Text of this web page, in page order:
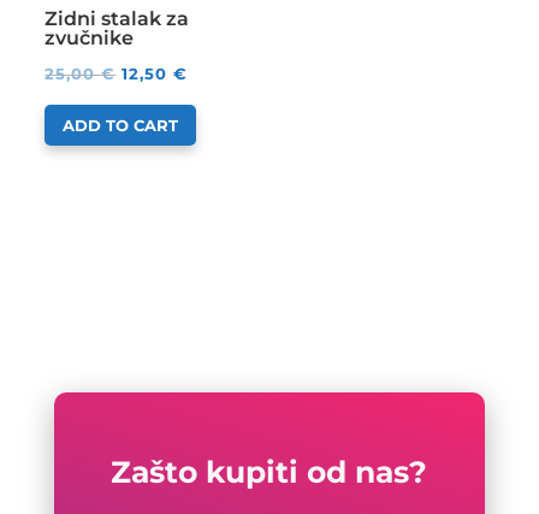
Zidni stalak za
zvučnike
25,00€ 12,50€
ADD TO CART
Zašto kupiti od nas?